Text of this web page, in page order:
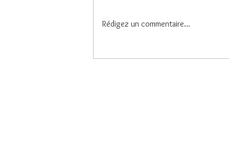
Rédigez un commentaire...